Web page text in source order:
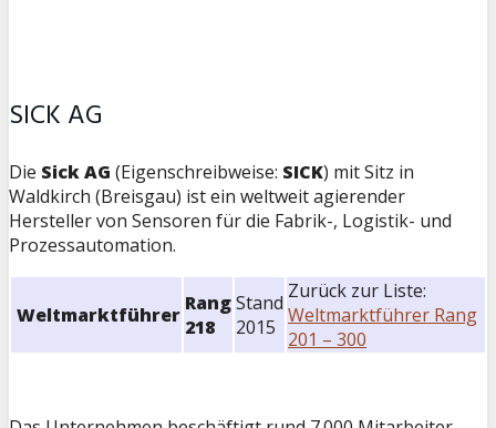
SICK AG
Die Sick AG (Eigenschreibweise: SICK) mit Sitz in
Waldkirch (Breisgau) ist ein weltweit agierender
Hersteller von Sensoren für die Fabrik-, Logistik- und
Prozessautomation.
Weltmarktführer Rang
218
Stand
2015
Zurück zur Liste:
Weltmarktführer Rang
201 – 300